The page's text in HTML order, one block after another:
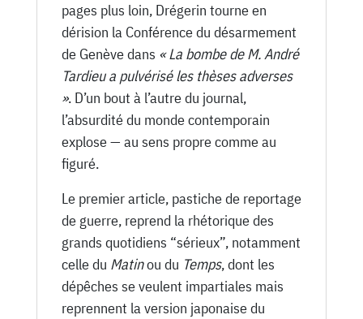
pages plus loin, Drégerin tourne en
dérision la Conférence du désarmement
de Genève dans « La bombe de M. André
Tardieu a pulvérisé les thèses adverses
». D’un bout à l’autre du journal,
l’absurdité du monde contemporain
explose — au sens propre comme au
figuré.
Le premier article, pastiche de reportage
de guerre, reprend la rhétorique des
grands quotidiens “sérieux”, notamment
celle du Matinou du Temps, dont les
dépêches se veulent impartiales mais
reprennent la version japonaise du